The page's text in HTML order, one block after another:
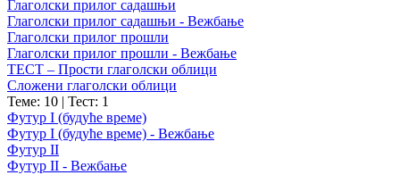
Глаголски прилог садашњи
Глаголски прилог садашњи - Вежбање
Глаголски прилог прошли
Глаголски прилог прошли - Вежбање
ТЕСТ – Прости глаголски облици
Сложени глаголски облици
Теме: 10 | Тест: 1
Футур I (будуће време)
Футур I (будуће време) - Вежбање
Футур II
Футур II - Вежбање